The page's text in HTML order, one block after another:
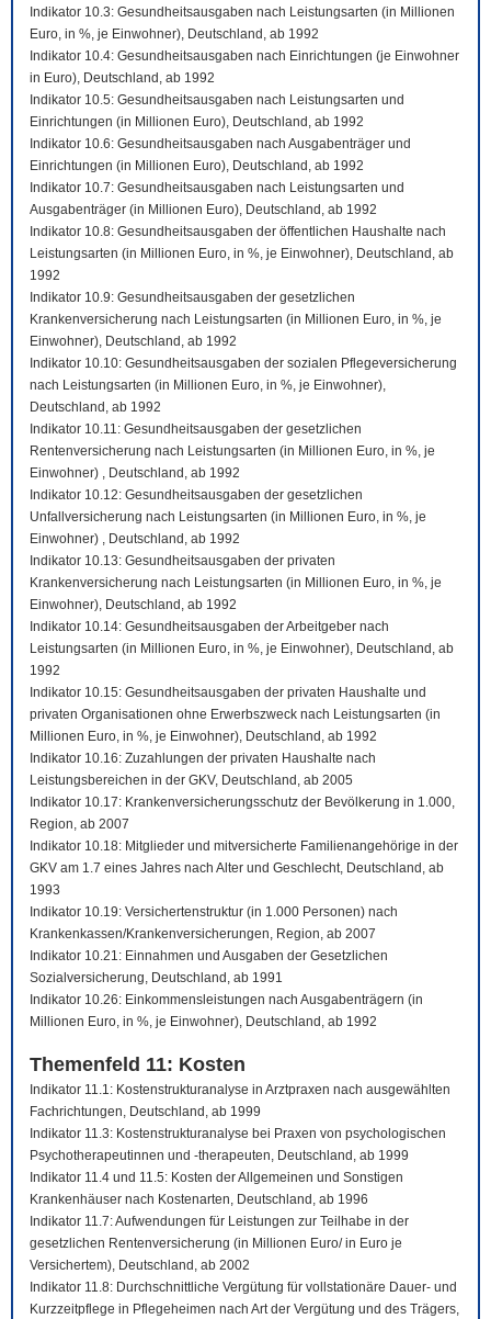
Indikator 10.3: Gesundheitsausgaben nach Leistungsarten (in Millionen
Euro, in %, je Einwohner), Deutschland, ab 1992
Indikator 10.4: Gesundheitsausgaben nach Einrichtungen (je Einwohner
in Euro), Deutschland, ab 1992
Indikator 10.5: Gesundheitsausgaben nach Leistungsarten und
Einrichtungen (in Millionen Euro), Deutschland, ab 1992
Indikator 10.6: Gesundheitsausgaben nach Ausgabenträger und
Einrichtungen (in Millionen Euro), Deutschland, ab 1992
Indikator 10.7: Gesundheitsausgaben nach Leistungsarten und
Ausgabenträger (in Millionen Euro), Deutschland, ab 1992
Indikator 10.8: Gesundheitsausgaben der öffentlichen Haushalte nach
Leistungsarten (in Millionen Euro, in %, je Einwohner), Deutschland, ab
1992
Indikator 10.9: Gesundheitsausgaben der gesetzlichen
Krankenversicherung nach Leistungsarten (in Millionen Euro, in %, je
Einwohner), Deutschland, ab 1992
Indikator 10.10: Gesundheitsausgaben der sozialen Pflegeversicherung
nach Leistungsarten (in Millionen Euro, in %, je Einwohner),
Deutschland, ab 1992
Indikator 10.11: Gesundheitsausgaben der gesetzlichen
Rentenversicherung nach Leistungsarten (in Millionen Euro, in %, je
Einwohner) , Deutschland, ab 1992
Indikator 10.12: Gesundheitsausgaben der gesetzlichen
Unfallversicherung nach Leistungsarten (in Millionen Euro, in %, je
Einwohner) , Deutschland, ab 1992
Indikator 10.13: Gesundheitsausgaben der privaten
Krankenversicherung nach Leistungsarten (in Millionen Euro, in %, je
Einwohner), Deutschland, ab 1992
Indikator 10.14: Gesundheitsausgaben der Arbeitgeber nach
Leistungsarten (in Millionen Euro, in %, je Einwohner), Deutschland, ab
1992
Indikator 10.15: Gesundheitsausgaben der privaten Haushalte und
privaten Organisationen ohne Erwerbszweck nach Leistungsarten (in
Millionen Euro, in %, je Einwohner), Deutschland, ab 1992
Indikator 10.16: Zuzahlungen der privaten Haushalte nach
Leistungsbereichen in der GKV, Deutschland, ab 2005
Indikator 10.17: Krankenversicherungsschutz der Bevölkerung in 1.000,
Region, ab 2007
Indikator 10.18: Mitglieder und mitversicherte Familienangehörige in der
GKV am 1.7 eines Jahres nach Alter und Geschlecht, Deutschland, ab
1993
Indikator 10.19: Versichertenstruktur (in 1.000 Personen) nach
Krankenkassen/Krankenversicherungen, Region, ab 2007
Indikator 10.21: Einnahmen und Ausgaben der Gesetzlichen
Sozialversicherung, Deutschland, ab 1991
Indikator 10.26: Einkommensleistungen nach Ausgabenträgern (in
Millionen Euro, in %, je Einwohner), Deutschland, ab 1992
Themenfeld 11: Kosten
Indikator 11.1: Kostenstrukturanalyse in Arztpraxen nach ausgewählten
Fachrichtungen, Deutschland, ab 1999
Indikator 11.3: Kostenstrukturanalyse bei Praxen von psychologischen
Psychotherapeutinnen und -therapeuten, Deutschland, ab 1999
Indikator 11.4 und 11.5: Kosten der Allgemeinen und Sonstigen
Krankenhäuser nach Kostenarten, Deutschland, ab 1996
Indikator 11.7: Aufwendungen für Leistungen zur Teilhabe in der
gesetzlichen Rentenversicherung (in Millionen Euro/ in Euro je
Versichertem), Deutschland, ab 2002
Indikator 11.8: Durchschnittliche Vergütung für vollstationäre Dauer- und
Kurzzeitpflege in Pflegeheimen nach Art der Vergütung und des Trägers,